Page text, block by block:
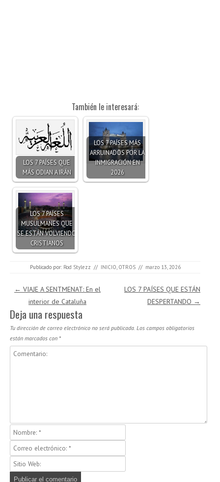
También le interesará:
LOS 7 PAÍSES QUE
MÁS ODIAN A IRÁN
LOS 7 PAÍSES MÁS
ARRUINADOS POR LA
INMIGRACIÓN EN
2026
LOS 7 PAÍSES
MUSULMANES QUE
SE ESTÁN VOLVIENDO
CRISTIANOS
Publicado por: Rod Stylezz // INICIO OTROS // marzo 13, 2026
Navegación de entradas
← VIAJE A SENTMENAT: En el
interior de Cataluña
LOS 7 PAÍSES QUE ESTÁN
DESPERTANDO →
Deja una respuesta
Tu dirección de correo electrónico no será publicada. Los campos obligatorios
están marcados con *